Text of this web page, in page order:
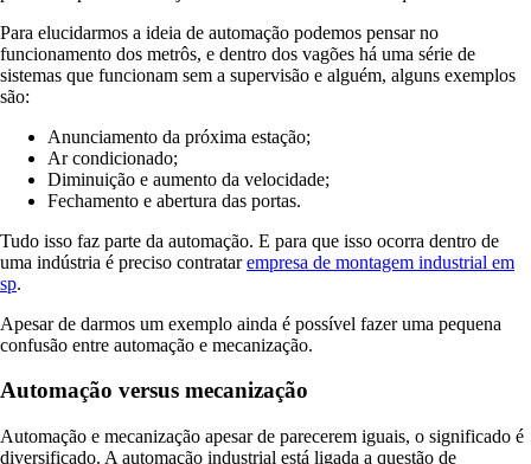
Para elucidarmos a ideia de automação podemos pensar no
funcionamento dos metrôs, e dentro dos vagões há uma série de
sistemas que funcionam sem a supervisão e alguém, alguns exemplos
são:
Anunciamento da próxima estação;
Ar condicionado;
Diminuição e aumento da velocidade;
Fechamento e abertura das portas.
Tudo isso faz parte da automação. E para que isso ocorra dentro de
uma indústria é preciso contratarempresa de montagem industrial em
sp.
Apesar de darmos um exemplo ainda é possível fazer uma pequena
confusão entre automação e mecanização.
Automação versus mecanização
Automação e mecanização apesar de parecerem iguais, o significado é
diversificado. A automação industrial está ligada a questão de